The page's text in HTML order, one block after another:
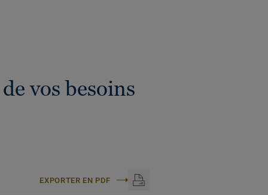
vos besoins
EXPORTER EN PDF